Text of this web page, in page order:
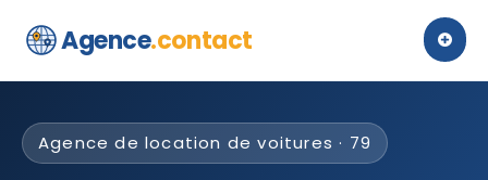
Agence.contact
Agence de location de voitures · 79